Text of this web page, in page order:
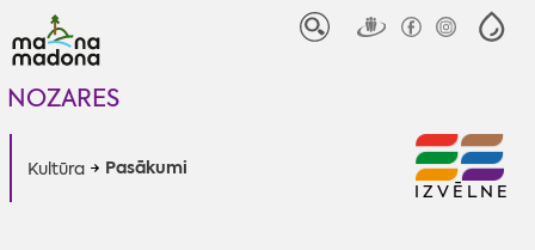
NOZARES
Kultūra Pasākumi
IZVĒLNE